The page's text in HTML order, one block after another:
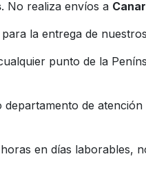
. No realiza envíos a
la entrega de
punto de la
de
en días laborables,